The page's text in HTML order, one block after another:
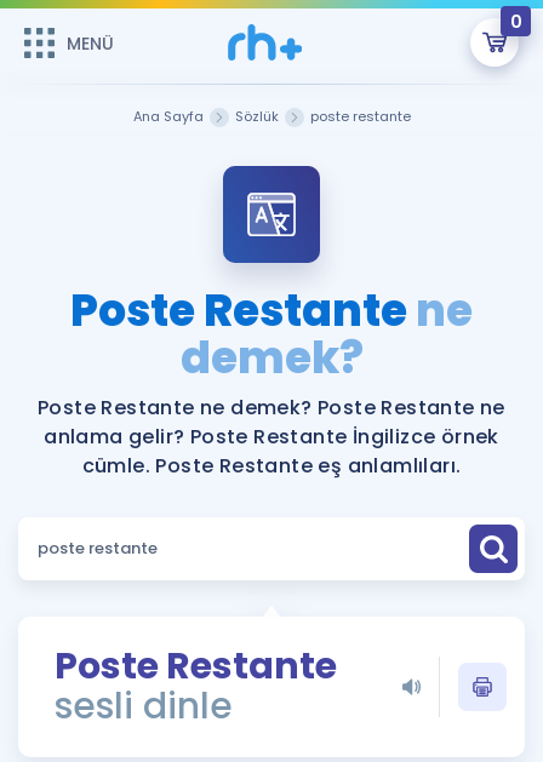
MENÜ
0
Şifremi Hatırlamıyorum
Sepetin Şu An Boş.
Remzi Hoca ile seni sınava hazırlayacak onlarca eğitim seni
bekliyor!
MENÜ
Katılımcı Görüşleri
Faydalı Araçlar
Ücretsiz Kaynaklar
ÖSYM Sınav Takvimi
Kampanyalar
İngilizce Gramer
Ana Sayfa Sözlük poste restante
Poste Restantene
demek?
Poste Restante ne demek? Poste Restante ne
anlama gelir? Poste Restante İngilizce örnek
cümle. Poste Restante eş anlamlıları.
Poste Restante
sesli dinle